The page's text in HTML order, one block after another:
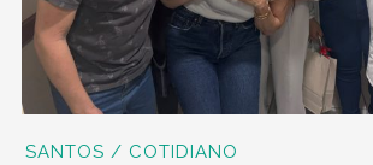
SANTOS / COTIDIANO